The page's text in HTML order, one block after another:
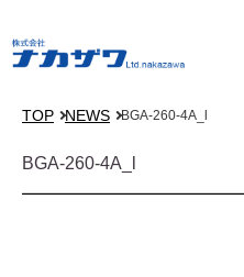
TOP NEWS BGA-260-4A_l
BGA-260-4A_l